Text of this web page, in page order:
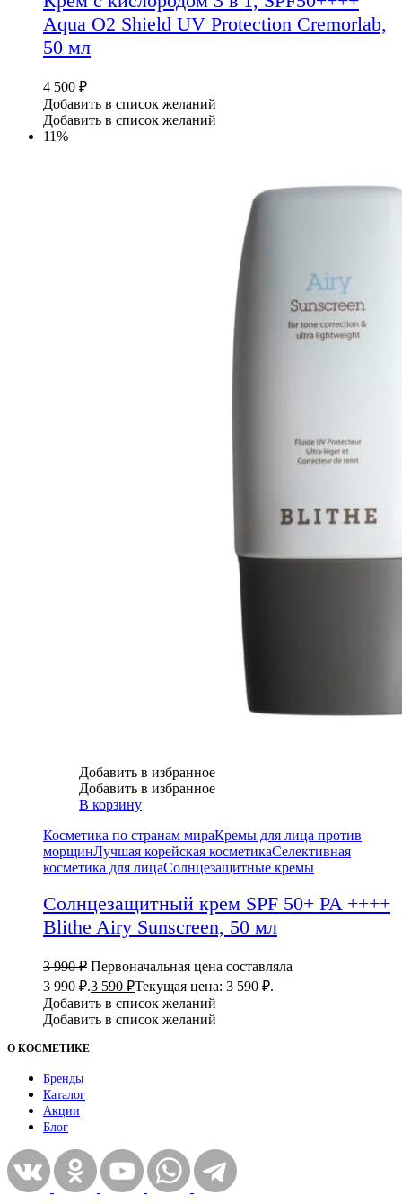
Aqua O2 Shield UV Protection Cremorlab,
50 мл
4 500 ₽
Добавить в список желаний
Добавить в список желаний
11%
Добавить в избранное
Добавить в избранное
В корзину
Косметика по странам мираКремы для лица против
морщинЛучшая корейская косметикаСелективная
косметика для лицаСолнцезащитные кремы
Солнцезащитный крем SPF 50+ PA ++++
Blithe Airy Sunscreen, 50 мл
3 990₽ Первоначальная цена составляла
3 990 ₽.3 590 ₽Текущая цена: 3 590 ₽.
Добавить в список желаний
Добавить в список желаний
О КОСМЕТИКЕ
Бренды
Каталог
Акции
Блог